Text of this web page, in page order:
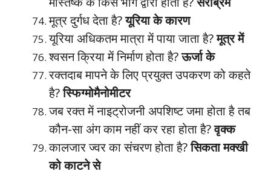
मूत्र दुर्गध देता है?यूरिया के कारण
यूरिया अधिकतम मात्रा में पाया जाता है?मूत्र में
श्वसन क्रिया में निर्माण होता है?ऊर्जा के
रक्तदाब मापने के लिए प्रयुक्त उपकरण को कहते
है?स्फिग्मोमैनोमीटर
जब रक्त में नाइट्रोजनी अपशिष्ट जमा होता है तब
कौन-सा अंग काम नहीं कर रहा होता है?वृक्क
कालजार ज्वर का संचरण होता है?सिकता मक्खी
को काटने से